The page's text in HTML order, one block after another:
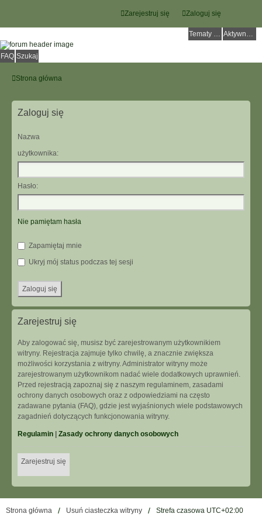
Zaloguj się
Zarejestruj się
Tematy bez odpowiedzi Aktywne tematy
FAQ Szukaj
Strona główna
Zaloguj się
Nazwa
użytkownika:
Hasło:
Nie pamiętam hasła
Zapamiętaj mnie
Ukryj mój status podczas tej sesji
Zarejestruj się
Aby zalogować się, musisz być zarejestrowanym użytkownikiem
witryny. Rejestracja zajmuje tylko chwilę, a znacznie zwiększa
możliwości korzystania z witryny. Administrator witryny może
zarejestrowanym użytkownikom nadać wiele dodatkowych uprawnień.
Przed rejestracją zapoznaj się z naszym regulaminem, zasadami
ochrony danych osobowych oraz z odpowiedziami na często
zadawane pytania (FAQ), gdzie jest wyjaśnionych wiele podstawowych
zagadnień dotyczących funkcjonowania witryny.
Regulamin Zasady ochrony danych osobowych
Zarejestruj się
Strona główna Usuń ciasteczka witryny Strefa czasowa UTC+02:00